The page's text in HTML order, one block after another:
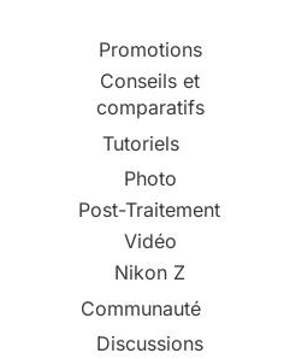
Promotions
Conseils et
comparatifs
Tutoriels
Photo
Post-Traitement
Vidéo
Nikon Z
Communauté
Discussions